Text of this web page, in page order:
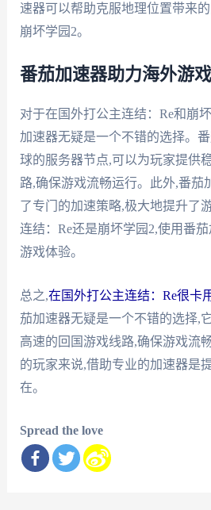
速器可以帮助克服地理位置带来
崩坏学园2。
番茄加速器助力海外游
对于在国外打公主连结：Re和崩
加速器无疑是一个不错的选择。
球的服务器节点,可以为玩家提供
路,确保游戏流畅运行。此外,番茄
了专门的加速策略,极大地提升了
连结：Re还是崩坏学园2,使用番
游戏体验。
总之,在国外打公主连结：Re很卡
茄加速器无疑是一个不错的选择,
高速的回国游戏线路,确保游戏流
的玩家来说,借助专业的加速器是
在。
Spread the love